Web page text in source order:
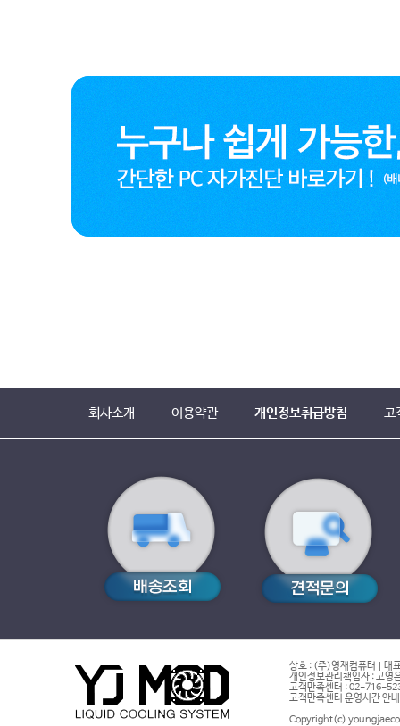
회사소개 이용약관 개인정보취급방침 고
상호 : (주)영재컴퓨터 | 대
개인정보관리책임자 : 고영
고객만족센터 : 02-716-
고객만족센터 운영시간 안
Copyright(c)